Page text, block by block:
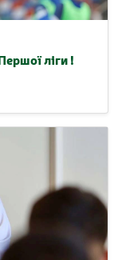
ліги !